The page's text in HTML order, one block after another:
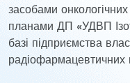
засобами
планами ДП «УДВП
базі підприємства
радіофармацевтичних